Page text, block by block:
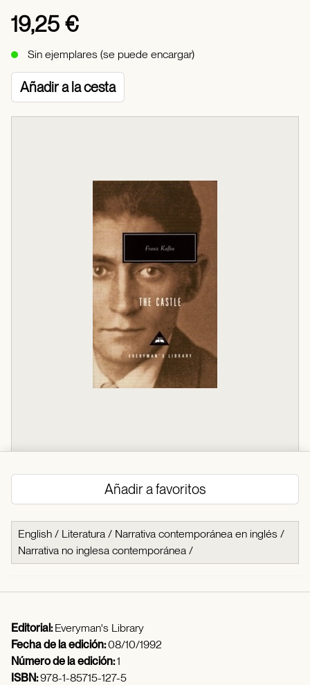
19,25 €
Sin ejemplares (se puede encargar)
Añadir a la cesta
Añadir a favoritos
English / Literatura / Narrativa contemporánea en inglés /
Narrativa no inglesa contemporánea /
Editorial:Everyman's Library
Fecha de la edición:08/10/1992
Número de la edición:1
ISBN:978-1-85715-127-5